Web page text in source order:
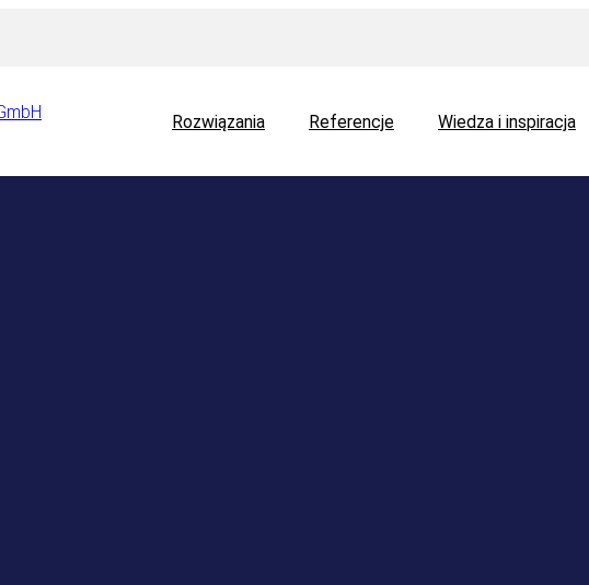
Rozwiązania Referencje Wiedza i inspiracja